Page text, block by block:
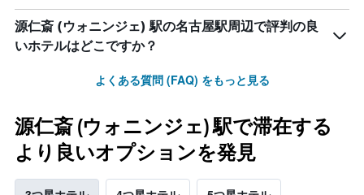
源仁斎 (ウォニンジェ) 駅の名古屋駅周辺で評判の良
いホテルはどこですか？
よくある質問 (FAQ) をもっと見る
源仁斎 (ウォニンジェ) 駅で滞在する
より良いオプションを発見